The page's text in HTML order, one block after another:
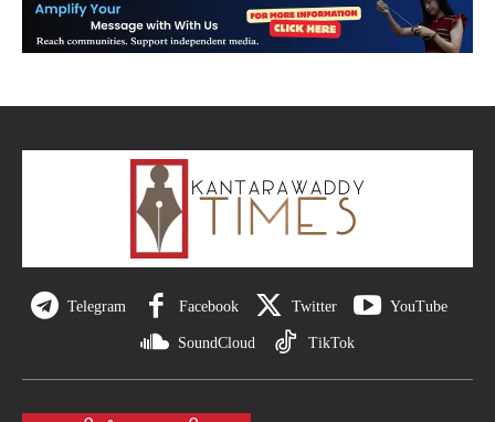
Telegram Facebook Twitter YouTube
SoundCloud TikTok